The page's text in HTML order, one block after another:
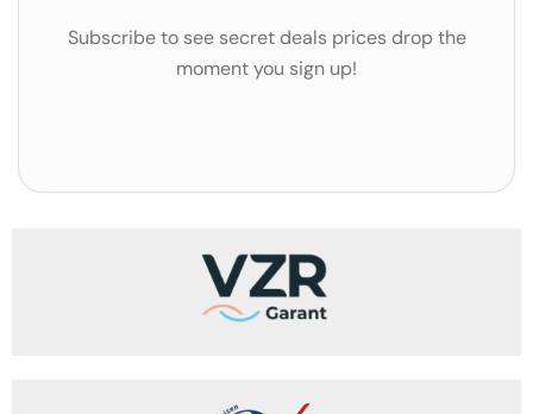
Subscribe to see secret deals prices drop the
moment you sign up!